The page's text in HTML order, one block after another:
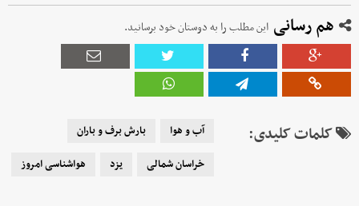
هم رسانی این مطلب را به دوستان خود برسانید.
کلمات کلیدی: آب و هوا
بارش برف و باران
خراسان شمالی
یزد هواشناسی امروز